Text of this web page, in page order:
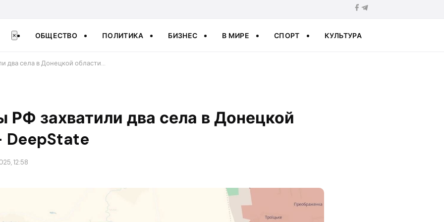
× ОБЩЕСТВО ПОЛИТИКА БИЗНЕС В МИРЕ СПОРТ КУЛЬТУРА
два села в Донецкой области…
РФ захватили два села в Донецкой
DeepState
12:58